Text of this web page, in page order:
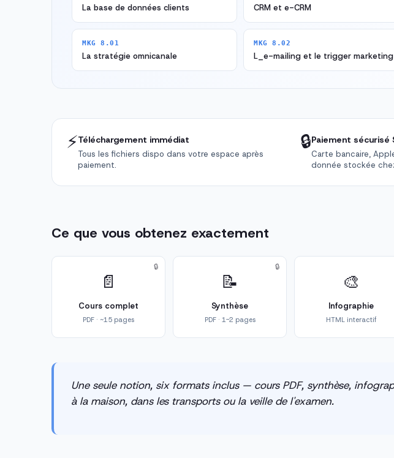
La base de données clients CRM et e-CRM
MKG 8.01
La stratégie omnicanale
MKG 8.02
L_e-mailing et le trigger marketing
⚡Téléchargement immédiat
Tous les fichiers dispo dans votre espace après
paiement.
🔒Paiement sécurisé
Carte bancaire,
donnée stockée
Ce que vous obtenez exactement
📄
Cours complet
PDF · ~15 pages
🔒
📝
Synthèse
PDF · 1-2 pages
🔒
🎨
Infographie
HTML interactif
Une seule notion, six formats inclus — cours PDF, synthèse,
à la maison, dans les transports ou la veille de l'examen.